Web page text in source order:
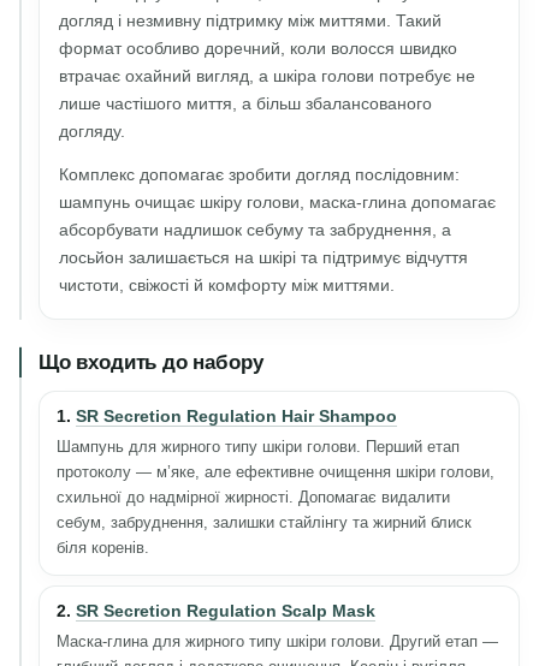
догляд і незмивну підтримку між миттями. Такий
формат особливо доречний, коли волосся швидко
втрачає охайний вигляд, а шкіра голови потребує не
лише частішого миття, а більш збалансованого
догляду.
Комплекс допомагає зробити догляд послідовним:
шампунь очищає шкіру голови, маска-глина допомагає
абсорбувати надлишок себуму та забруднення, а
лосьйон залишається на шкірі та підтримує відчуття
чистоти, свіжості й комфорту між миттями.
Що входить до набору
1. SR Secretion Regulation Hair Shampoo
Шампунь для жирного типу шкіри голови. Перший етап
протоколу — м’яке, але ефективне очищення шкіри голови,
схильної до надмірної жирності. Допомагає видалити
себум, забруднення, залишки стайлінгу та жирний блиск
біля коренів.
2. SR Secretion Regulation Scalp Mask
Маска-глина для жирного типу шкіри голови. Другий етап —